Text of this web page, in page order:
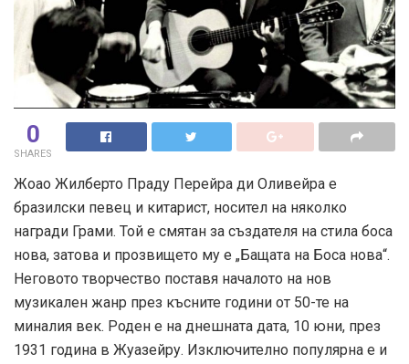
0
SHARES
Жоао Жилберто Праду Перейра ди Оливейра е
бразилски певец и китарист, носител на няколко
награди Грами. Той е смятан за създателя на стила боса
нова, затова и прозвището му е „Бащата на Боса нова“.
Неговото творчество поставя началото на нов
музикален жанр през късните години от 50-те на
миналия век. Роден е на днешната дата, 10 юни, през
1931 година в Жуазейру. Изключително популярна е и